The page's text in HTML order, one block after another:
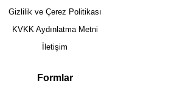
Gizlilik ve Çerez Politikası
KVKK Aydınlatma Metni
İletişim
Formlar